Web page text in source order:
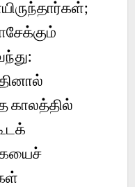
காலத்தில்